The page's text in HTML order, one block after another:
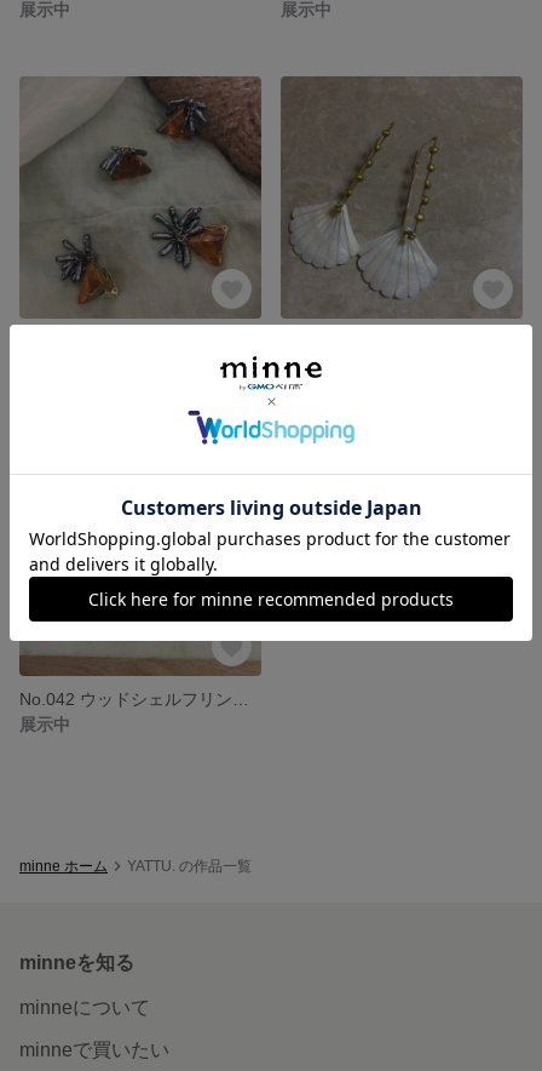
展示中 展示中
展示中
展示中
minne ホーム YATTU. の作品一覧
minneを知る
minneについて
minneで買いたい